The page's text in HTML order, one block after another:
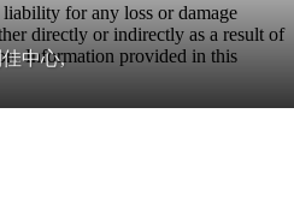
中心,
for any loss or damage
directly or indirectly as a result of
Information provided in this